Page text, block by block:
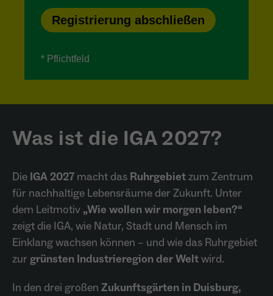
wiederkehrend ist.
Name _gcl_au
- Wird von Google Ads / Google Tag Manager
verstehen, wie Nutzer mit Anzeigen
interagieren
Name _fbp
Anbieter Meta Platforms Inc. (Facebook)
Was ist die IGA 2027?
Die IGA 2027 macht das Ruhrgebietzum Zentrum
für nachhaltige Lebensräume der Zukunft. Unter
dem Leitmotiv „Wie wollen wir morgen leben?“
zeigt die IGA, wie Natur, Stadt und Mensch im
Einklang wachsen können – und wie das Ruhrgebiet
zur grünsten Industrieregion der Weltwird.
In den drei großen Zukunftsgärten in Duisburg,